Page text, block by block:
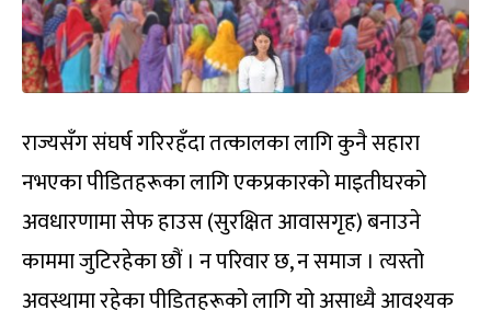
राज्यसँग संघर्ष गरिरहँदा तत्कालका लागि कुनै सहारा
नभएका पीडितहरूका लागि एकप्रकारको माइतीघरको
अवधारणामा सेफ हाउस (सुरक्षित आवासगृह) बनाउने
काममा जुटिरहेका छौं । न परिवार छ, न समाज । त्यस्तो
अवस्थामा रहेका पीडितहरूको लागि यो असाध्यै आवश्यक